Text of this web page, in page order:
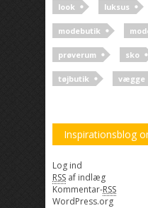
look luksus
modebutik
prøverum sko
tøjbutik vægge
Inspirationsblog
Log ind
RSS af indlæg
Kommentar-RSS
WordPress.org